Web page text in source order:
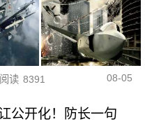
阅读 8391 08-05
公开化！防长一句